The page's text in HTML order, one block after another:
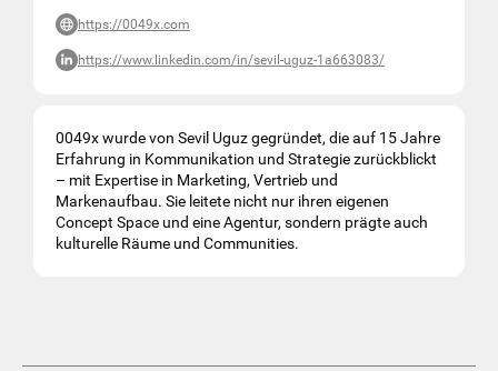
https://0049x.com
https://www.linkedin.com/in/sevil-uguz-1a663083/
0049x wurde von Sevil Uguz gegründet, die auf 15 Jahre
Erfahrung in Kommunikation und Strategie zurückblickt
– mit Expertise in Marketing, Vertrieb und
Markenaufbau. Sie leitete nicht nur ihren eigenen
Concept Space und eine Agentur, sondern prägte auch
kulturelle Räume und Communities.